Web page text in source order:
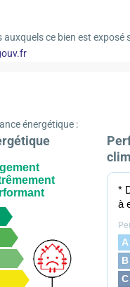
ce bien est exposé
énergétique :
*
à
A
B
C